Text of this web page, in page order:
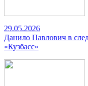
29.05.2026
Данило Павлович в
«Кузбасс»